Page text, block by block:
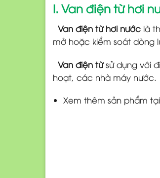
I. Van điện từ hơi
Van điện từ hơi nước là
mở hoặc kiểm soát dòng
Van điện từsử dụng với
hoạt, các nhà máy nước.
Xem thêm sản phẩm tại